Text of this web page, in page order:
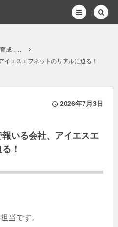
育成 , …
エスエフネットのリアルに迫る！
2026年7月3日
いる会社、アイエスエ
！
当です。